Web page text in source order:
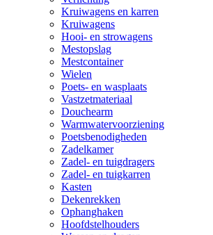
Kruiwagens en karren
Kruiwagens
Hooi- en strowagens
Mestopslag
Mestcontainer
Wielen
Poets- en wasplaats
Vastzetmateriaal
Douchearm
Warmwatervoorziening
Poetsbenodigheden
Zadelkamer
Zadel- en tuigdragers
Zadel- en tuigkarren
Kasten
Dekenrekken
Ophanghaken
Hoofdstelhouders